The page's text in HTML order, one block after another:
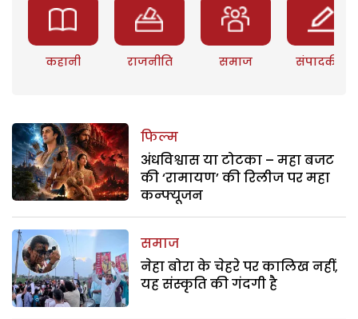
कहानी राजनीति समाज संपादकीय
फिल्म
अंधविश्वास या टोटका – महा बजट
की ‘रामायण’ की रिलीज पर महा
कन्फ्यूजन
समाज
नेहा बोरा के चेहरे पर कालिख नहीं,
यह संस्कृति की गंदगी है